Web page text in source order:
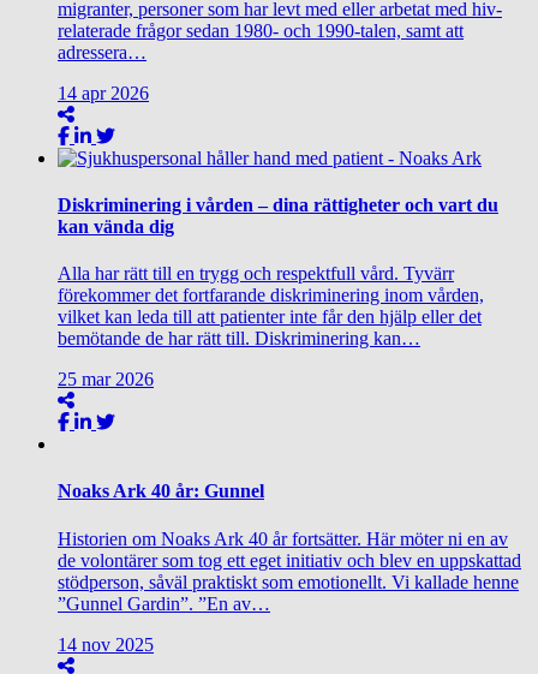
migranter, personer som har levt med eller arbetat med hiv-
relaterade frågor sedan 1980- och 1990-talen, samt att
adressera…
14 apr 2026
Diskriminering i vården – dina rättigheter och vart du
kan vända dig
Alla har rätt till en trygg och respektfull vård. Tyvärr
förekommer det fortfarande diskriminering inom vården,
vilket kan leda till att patienter inte får den hjälp eller det
bemötande de har rätt till. Diskriminering kan…
25 mar 2026
Noaks Ark 40 år: Gunnel
Historien om Noaks Ark 40 år fortsätter. Här möter ni en av
de volontärer som tog ett eget initiativ och blev en uppskattad
stödperson, såväl praktiskt som emotionellt. Vi kallade henne
”Gunnel Gardin”. ”En av…
14 nov 2025